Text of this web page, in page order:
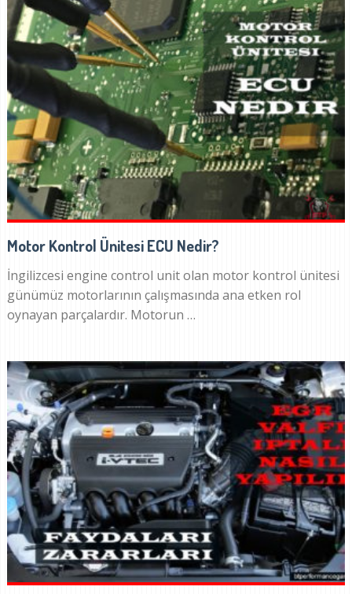
Motor Kontrol Ünitesi ECU Nedir?
İngilizcesi engine control unit olan motor kontrol ünitesi
günümüz motorlarının çalışmasında ana etken rol
oynayan parçalardır. Motorun …